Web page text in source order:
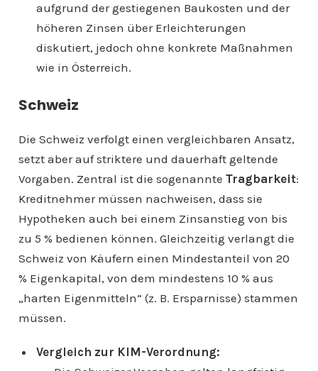
aufgrund der gestiegenen Baukosten und der
höheren Zinsen über Erleichterungen
diskutiert, jedoch ohne konkrete Maßnahmen
wie in Österreich.
Schweiz
Die Schweiz verfolgt einen vergleichbaren Ansatz,
setzt aber auf striktere und dauerhaft geltende
Vorgaben. Zentral ist die sogenannte Tragbarkeit:
Kreditnehmer müssen nachweisen, dass sie
Hypotheken auch bei einem Zinsanstieg von bis
zu 5 % bedienen können. Gleichzeitig verlangt die
Schweiz von Käufern einen Mindestanteil von 20
% Eigenkapital, von dem mindestens 10 % aus
„harten Eigenmitteln“ (z. B. Ersparnisse) stammen
müssen.
Vergleich zur KIM-Verordnung: